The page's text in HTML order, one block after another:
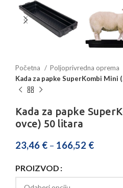
Početna Poljoprivredna oprema
Kada za papke SuperKombi Mini
Kada za papke
ovce) 50 litara
23,46 € – 166,52 €
PROIZVOD